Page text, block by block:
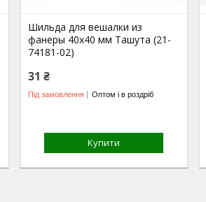
Шильда для вешалки из
фанеры 40х40 мм Ташута (21-
74181-02)
31 ₴
Під замовлення Оптом і в роздріб
Купити